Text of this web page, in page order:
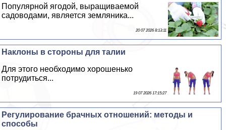
Популярной ягодой, выращиваемой
садоводами, является земляника...
20 07 2026 8:13:11
Наклоны в стороны для талии
Для этого необходимо хорошенько
потрудиться...
19 07 2026 17:15:27
Регулирование брачных отношений: методы и
способы